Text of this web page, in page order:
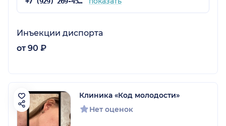
Инъекции диспорта
от 90 ₽
Клиника «Код молодости»
Нет оценок